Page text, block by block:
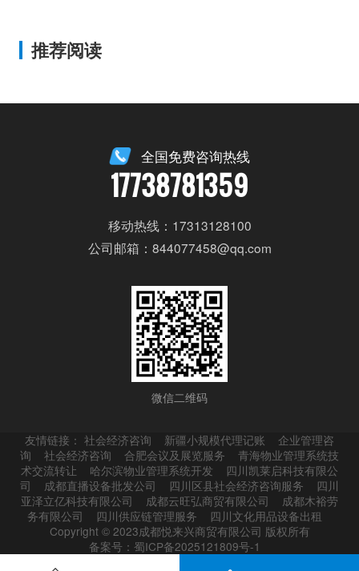
推荐阅读
全国免费咨询热线
17738781359
移动热线：17313128100
公司邮箱：844077458@qq.com
微信二维码
友情链接：社会经济咨询 新疆小规模代理记账
企业管理咨
询
社会经济咨询 合肥会议及展览服务
青海物业管理系统技
术交流转让
哈尔滨物业管理系统开发
四川凯莱启科技有限公
司
成都直播设备批发公司 四川区县社会经济咨询服务
四川
亚泽立亿科技有限公司
成都云旺弘商贸有限公司
成都木裕劳
务有限公司
四川供应链管理服务
四川文化用品设备出租
Copyright © 2023成都悦来兴商贸有限公司 版权所有
备案号：蜀ICP备2025121809号-1